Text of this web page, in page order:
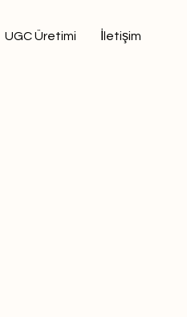
UGC Üretimi İletişim